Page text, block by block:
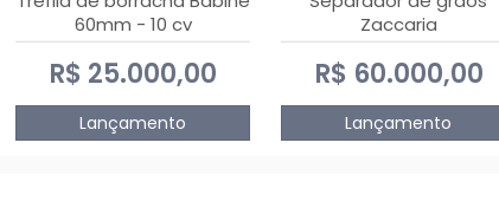
60mm - 10 cv
R$ 25.000,00
Lançamento
Zaccaria
R$ 60.000,00
Lançamento